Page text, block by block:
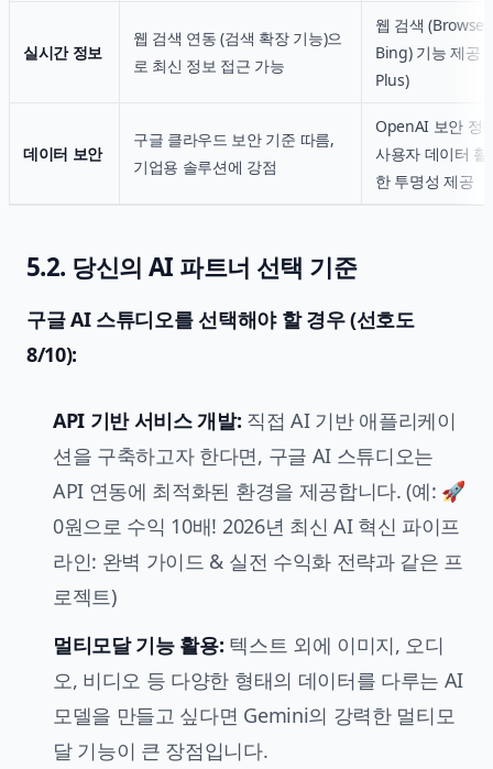
실시간 정보
웹 검색 연동 (검색 확장 기능)으
로 최신 정보 접근 가능
웹 검색 (Browse
Bing) 기능 제공
Plus)
데이터 보안
구글 클라우드 보안 기준 따름,
기업용 솔루션에 강점
OpenAI 보안 정
사용자 데이터
한 투명성 제공
5.2. 당신의 AI 파트너 선택 기준
구글 AI 스튜디오를 선택해야 할 경우 (선호도
8/10):
API 기반 서비스 개발: 직접 AI 기반 애플리케이
션을 구축하고자 한다면, 구글 AI 스튜디오는
API 연동에 최적화된 환경을 제공합니다. (예: 🚀
0원으로 수익 10배! 2026년 최신 AI 혁신 파이프
라인: 완벽 가이드 & 실전 수익화 전략과 같은 프
로젝트)
멀티모달 기능 활용: 텍스트 외에 이미지, 오디
오, 비디오 등 다양한 형태의 데이터를 다루는 AI
모델을 만들고 싶다면 Gemini의 강력한 멀티모
달 기능이 큰 장점입니다.